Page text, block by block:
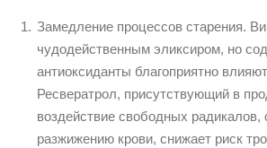
Замедление процессов старения.
чудодейственным эликсиром, но
антиоксиданты благоприятно
Ресвератрол, присутствующий в
воздействие свободных радикалов,
разжижению крови, снижает риск